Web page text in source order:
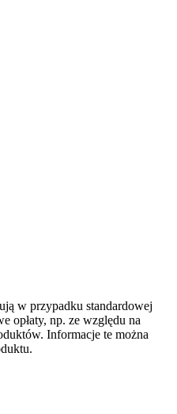
w przypadku standardowej
opłaty, np. ze względu na
Informacje te można